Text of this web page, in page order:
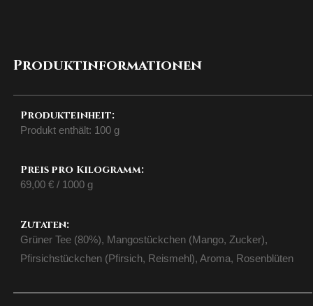
Produktinformationen
Produkteinheit:
Produkt enthält: 100 g
Preis pro Kilogramm:
69,00 €/ 1000 g
Zutaten:
Grüner Tee (80%), Mangostückchen (Mango, Zucker),
Pfirsichstückchen (Pfirsich, Reismehl), Aroma, Rosenblüten